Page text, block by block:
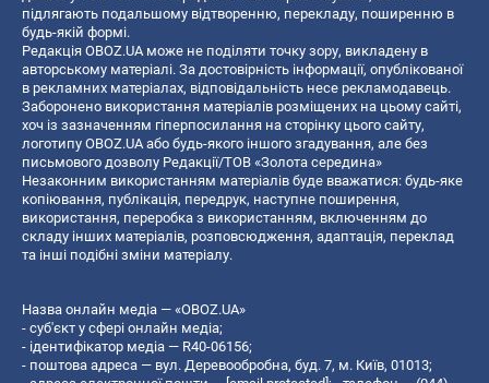
підлягають подальшому відтворенню, перекладу, поширенню в
будь-якій формі.
Редакція OBOZ.UA може не поділяти точку зору, викладену в
авторському матеріалі. За достовірність інформації, опублікованої
в рекламних матеріалах, відповідальність несе рекламодавець.
Заборонено використання матеріалів розміщених на цьому сайті,
хоч із зазначенням гіперпосилання на сторінку цього сайту,
логотипу OBOZ.UA або будь-якого іншого згадування, але без
письмового дозволу Редакції/ТОВ «Золота середина»
Незаконним використанням матеріалів буде вважатися: будь-яке
копiювання, публiкацiя, передрук, наступне поширення,
використання, переробка з використанням, включенням до
складу інших матеріалів, розповсюдження, адаптація, переклад
та інші подібні зміни матеріалу.
Назва онлайн медіа — «OBOZ.UA»
- суб'єкт у сфері онлайн медіа;
- ідентифікатор медіа — R40-06156;
- поштова адреса — вул. Деревообробна, буд. 7, м. Київ, 01013;